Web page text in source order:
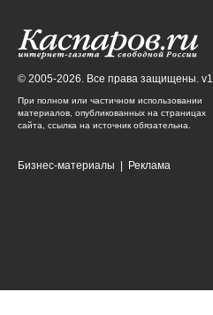
© 2005-2026. Все права защищены. v1
При полном или частичном использовании
материалов, опубликованных на страницах
сайта, ссылка на источник обязательна.
Бизнес-материалы Реклама